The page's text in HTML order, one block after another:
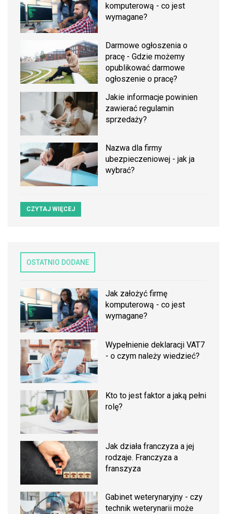
komputerową - co jest
wymagane?
Darmowe ogłoszenia o
pracę - Gdzie możemy
opublikować darmowe
ogłoszenie o pracę?
Jakie informacje powinien
zawierać regulamin
sprzedaży?
Nazwa dla firmy
ubezpieczeniowej - jak ja
wybrać?
CZYTAJ WIĘCEJ
OSTATNIO DODANE
Jak założyć firmę
komputerową - co jest
wymagane?
Wypełnienie deklaracji VAT7
- o czym należy wiedzieć?
Kto to jest faktor a jaką pełni
rolę?
Jak działa franczyza a jej
rodzaje. Franczyza a
franszyza
Gabinet weterynaryjny - czy
technik weterynarii może